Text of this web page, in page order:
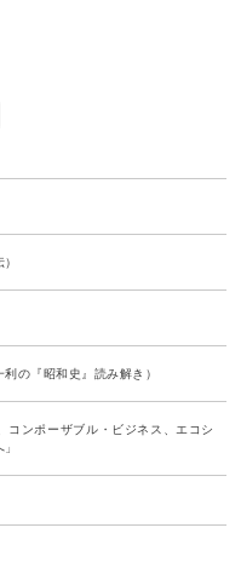
の『昭和史』読み解き）
ンポーザブル・ビジネス、エコシ